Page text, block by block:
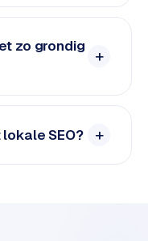
zo grondig
SEO?